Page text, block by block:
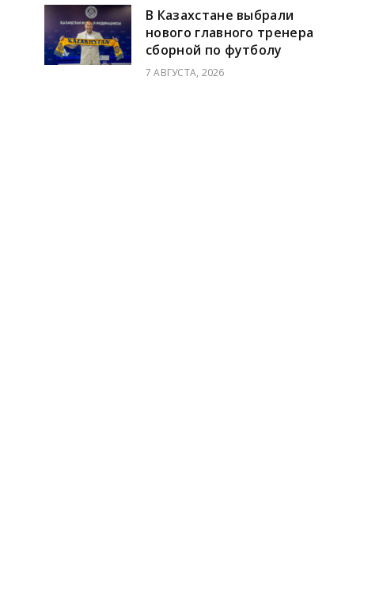
В Казахстане выбрали
нового главного тренера
сборной по футболу
7 АВГУСТА, 2026